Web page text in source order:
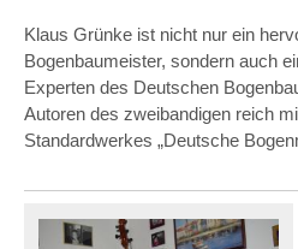
Klaus Grünke ist nicht nur ein
Bogenbaumeister, sondern auch
Experten des Deutschen
Autoren des zweibandigen reich
Standardwerkes „Deutsche